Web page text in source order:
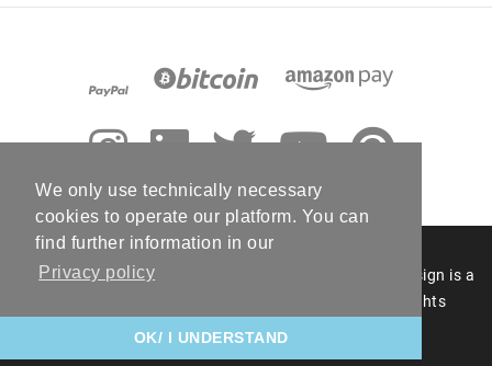
We only use technically necessary
cookies to operate our platform. You can
find further information in our
Privacy policy
OK/ I UNDERSTAND
© 2006 - 2026 RC Photo Stock. The RC Photo Stock design is a
registered figurative mark of RC Photo Stock. All rights